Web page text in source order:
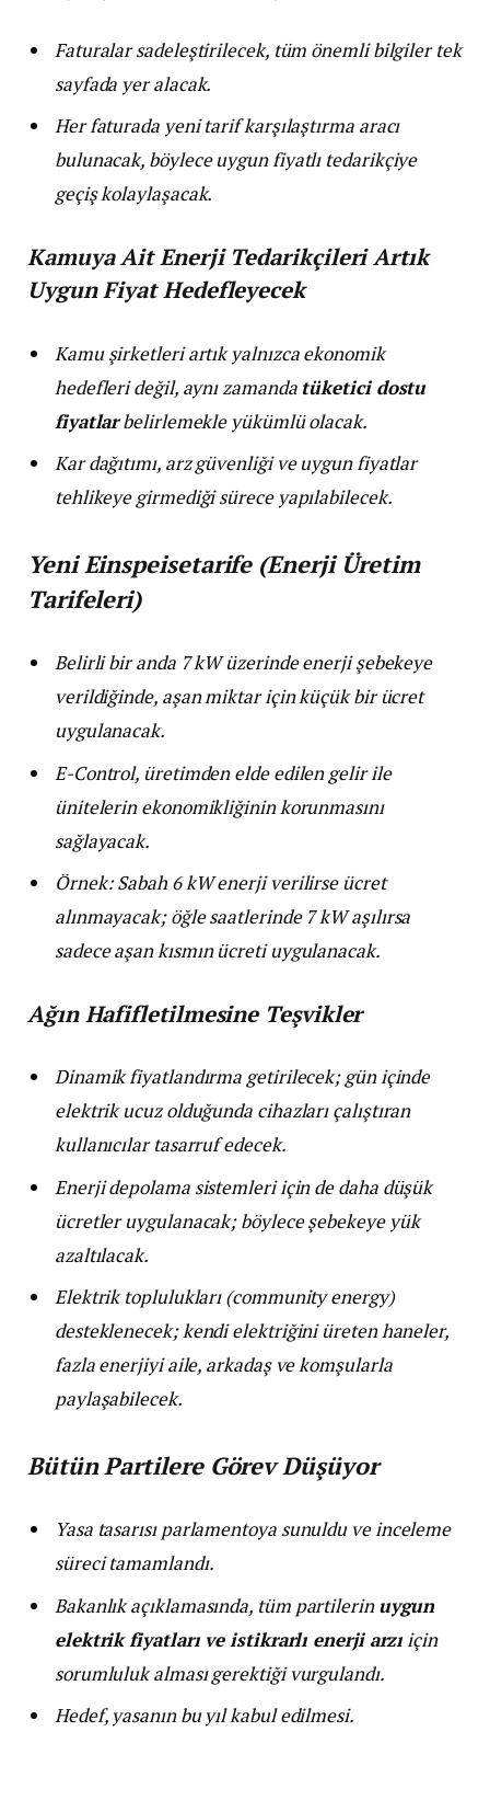
Faturalar sadeleştirilecek, tüm önemli bilgiler tek
sayfada yer alacak.
Her faturada yeni tarif karşılaştırma aracı
bulunacak, böylece uygun fiyatlı tedarikçiye
geçiş kolaylaşacak.
Kamuya Ait Enerji Tedarikçileri Artık
Uygun Fiyat Hedefleyecek
Kamu şirketleri artık yalnızca ekonomik
hedefleri değil, aynı zamanda tüketici dostu
fiyatlarbelirlemekle yükümlü olacak.
Kar dağıtımı, arz güvenliği ve uygun fiyatlar
tehlikeye girmediği sürece yapılabilecek.
Yeni Einspeisetarife (Enerji Üretim
Tarifeleri)
Belirli bir anda 7 kW üzerinde enerji şebekeye
verildiğinde, aşan miktar için küçük bir ücret
uygulanacak.
E-Control, üretimden elde edilen gelir ile
ünitelerin ekonomikliğinin korunmasını
sağlayacak.
Örnek: Sabah 6 kW enerji verilirse ücret
alınmayacak; öğle saatlerinde 7 kW aşılırsa
sadece aşan kısmın ücreti uygulanacak.
Ağın Hafifletilmesine Teşvikler
Dinamik fiyatlandırma getirilecek; gün içinde
elektrik ucuz olduğunda cihazları çalıştıran
kullanıcılar tasarruf edecek.
Enerji depolama sistemleri için de daha düşük
ücretler uygulanacak; böylece şebekeye yük
azaltılacak.
Elektrik toplulukları (community energy)
desteklenecek; kendi elektriğini üreten haneler,
fazla enerjiyi aile, arkadaş ve komşularla
paylaşabilecek.
Bütün Partilere Görev Düşüyor
Yasa tasarısı parlamentoya sunuldu ve inceleme
süreci tamamlandı.
Bakanlık açıklamasında, tüm partilerinuygun
elektrik fiyatları ve istikrarlı enerji arzıiçin
sorumluluk alması gerektiği vurgulandı.
Hedef, yasanın bu yıl kabul edilmesi.